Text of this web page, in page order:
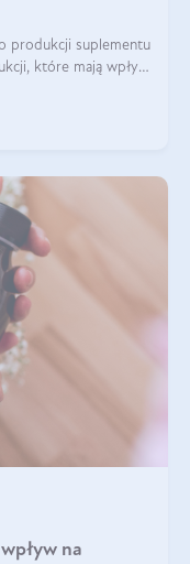
produkcji suplementu
które mają wpływ
na